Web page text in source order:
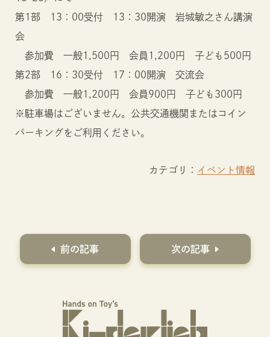
第1部 13：00受付 13：30開演 岩城敏之さん講演
会
参加費 一般1,500円 会員1,200円 子ども500円
第2部 16：30受付 17：00開演 交流会
参加費 一般1,200円 会員900円 子ども300円
※駐車場はございません。公共交通機関またはコイン
パーキングをご利用ください。
カテゴリ： イベント情報
前の記事 次の記事